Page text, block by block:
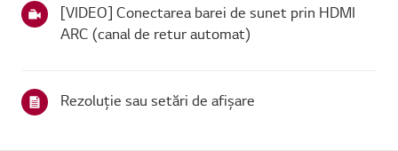
[VIDEO] Conectarea barei de sunet prin HDMI
ARC (canal de retur automat)
Rezoluție sau setări de afișare